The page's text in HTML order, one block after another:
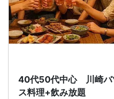
40代50代中心 川崎バ
ス料理+飲み放題